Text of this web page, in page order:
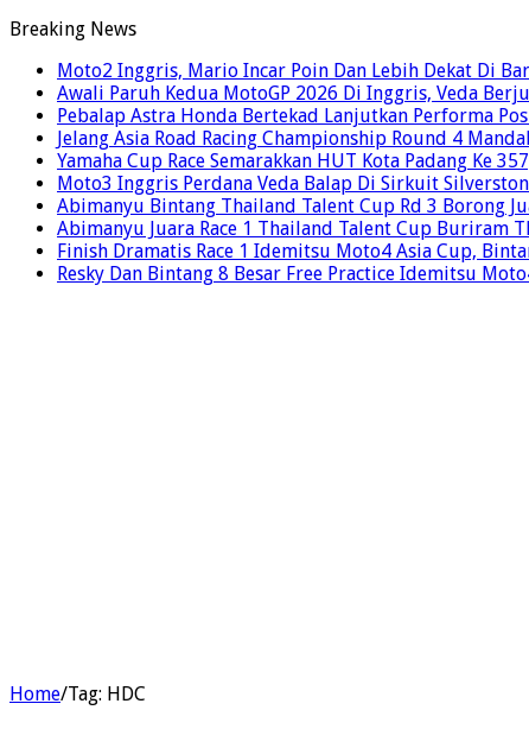
Breaking News
Moto2 Inggris, Mario Incar Poin Dan Lebih Dekat Di
Awali Paruh Kedua MotoGP 2026 Di Inggris, Veda
Pebalap Astra Honda Bertekad Lanjutkan Performa
Jelang Asia Road Racing Championship Round 4
Yamaha Cup Race Semarakkan HUT Kota Padang Ke
Moto3 Inggris Perdana Veda Balap Di Sirkuit
Abimanyu Bintang Thailand Talent Cup Rd 3 Borong
Abimanyu Juara Race 1 Thailand Talent Cup Buriram
Finish Dramatis Race 1 Idemitsu Moto4 Asia Cup,
Resky Dan Bintang 8 Besar Free Practice Idemitsu
Home/Tag: HDC